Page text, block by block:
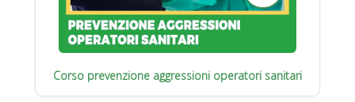
Corso prevenzione aggressioni operatori sanitari